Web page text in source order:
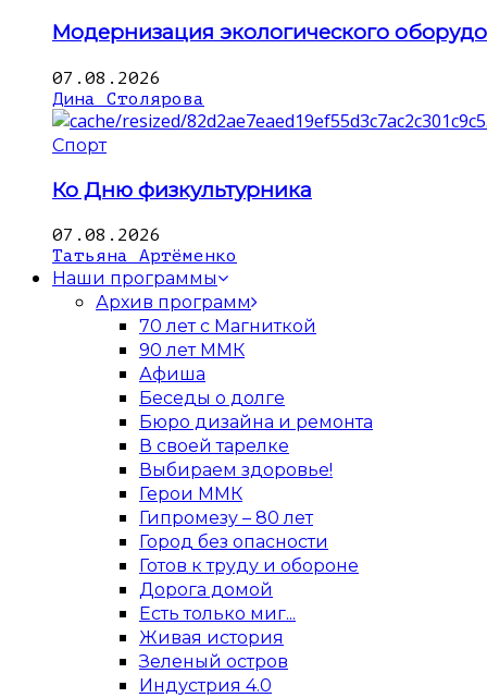
Модернизация экологического
07.08.2026
Дина Столярова
Спорт
Ко Дню физкультурника
07.08.2026
Татьяна Артёменко
Наши программы
Архив программ
70 лет с Магниткой
90 лет ММК
Афиша
Беседы о долге
Бюро дизайна и ремонта
В своей тарелке
Выбираем здоровье!
Герои ММК
Гипромезу – 80 лет
Город без опасности
Готов к труду и обороне
Дорога домой
Есть только миг...
Живая история
Зеленый остров
Индустрия 4.0